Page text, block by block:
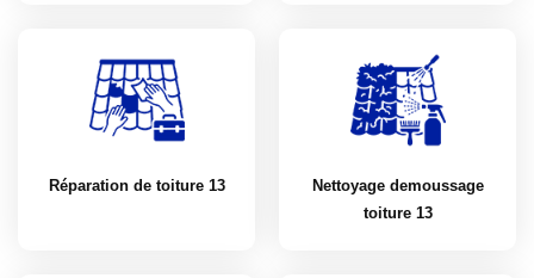
Réparation de toiture 13
Nettoyage demoussage
toiture 13